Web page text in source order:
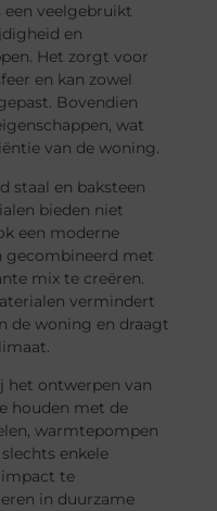
veelgebruikt
en
Het zorgt voor
en kan zowel
Bovendien
wat
van de woning.
staal en baksteen
bieden niet
een moderne
gecombineerd met
mix te creëren.
vermindert
de woning en draagt
het ontwerpen van
houden met de
warmtepompen
enkele
te
in duurzame